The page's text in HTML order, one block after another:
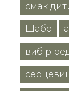
смак
Шабо
вибір